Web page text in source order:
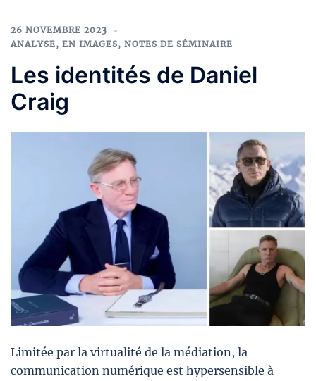
26 NOVEMBRE 2023
ANALYSE, EN IMAGES, NOTES DE SÉMINAIRE
Les identités de Daniel
Craig
Limitée par la virtualité de la médiation, la
communication numérique est hypersensible à